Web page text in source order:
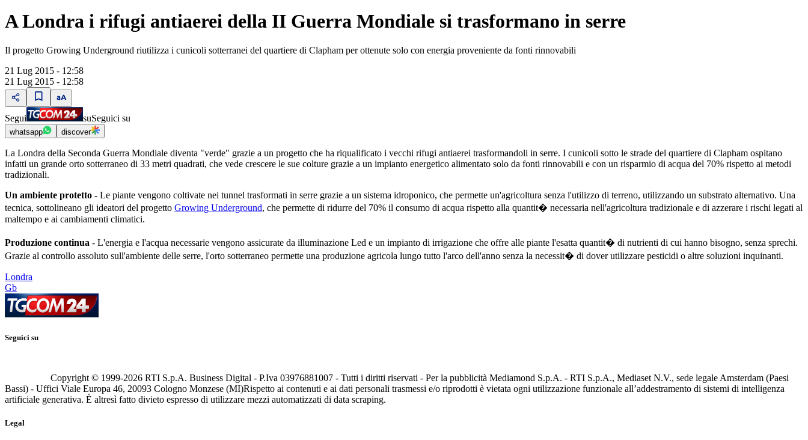
A Londra i rifugi antiaerei della II Guerra Mondiale si trasformano in serre
Il progetto Growing Underground riutilizza i cunicoli sotterranei del quartiere di Clapham per ottenute solo con energia proveniente da fonti rinnovabili
21 Lug 2015 - 12:58
21 Lug 2015 - 12:58
Segui suSeguici su
whatsapp discover
La Londra della Seconda Guerra Mondiale diventa "verde" grazie a un progetto che ha riqualificato i vecchi rifugi antiaerei trasformandoli in serre. I cunicoli sotto le strade del quartiere di Clapham ospitano
infatti un grande orto sotterraneo di 33 metri quadrati, che vede crescere le sue colture grazie a un impianto energetico alimentato solo da fonti rinnovabili e con un risparmio di acqua del 70% rispetto ai metodi
tradizionali.
Un ambiente protetto - Le piante vengono coltivate nei tunnel trasformati in serre grazie a un sistema idroponico, che permette un'agricoltura senza l'utilizzo di terreno, utilizzando un substrato alternativo. Una
tecnica, sottolineano gli ideatori del progetto Growing Underground, che permette di ridurre del 70% il consumo di acqua rispetto alla quantit� necessaria nell'agricoltura tradizionale e di azzerare i rischi legati al
maltempo e ai cambiamenti climatici.
Produzione continua - L'energia e l'acqua necessarie vengono assicurate da illuminazione Led e un impianto di irrigazione che offre alle piante l'esatta quantit� di nutrienti di cui hanno bisogno, senza sprechi.
Grazie al controllo assoluto sull'ambiente delle serre, l'orto sotterraneo permette una produzione agricola lungo tutto l'arco dell'anno senza la necessit� di dover utilizzare pesticidi o altre soluzioni inquinanti.
Londra
Gb
Seguici su
Copyright © 1999-2026 RTI S.p.A. Business Digital - P.Iva 03976881007 - Tutti i diritti riservati - Per la pubblicità Mediamond S.p.A. - RTI S.p.A., Mediaset N.V., sede legale Amsterdam (Paesi
Bassi) - Uffici Viale Europa 46, 20093 Cologno Monzese (MI)Rispetto ai contenuti e ai dati personali trasmessi e/o riprodotti è vietata ogni utilizzazione funzionale all’addestramento di sistemi di intelligenza
artificiale generativa. È altresì fatto divieto espresso di utilizzare mezzi automatizzati di data scraping.
Legal